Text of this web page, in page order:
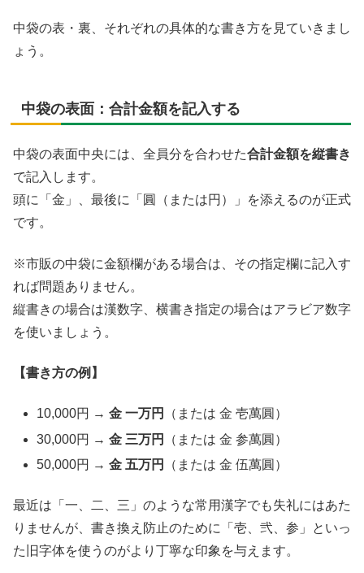
中袋の表・裏、それぞれの具体的な書き方を見ていきまし
ょう。
中袋の表面：合計金額を記入する
中袋の表面中央には、全員分を合わせた合計金額を縦書き
で記入します。
頭に「金」、最後に「圓（または円）」を添えるのが正式
です。
※市販の中袋に金額欄がある場合は、その指定欄に記入す
れば問題ありません。
縦書きの場合は漢数字、横書き指定の場合はアラビア数字
を使いましょう。
【書き方の例】
10,000円 →金 一万円
（または 金 壱萬圓）
30,000円 →金 三万円
（または 金 参萬圓）
50,000円 →金 五万円 （または 金 伍萬圓）
最近は「一、二、三」のような常用漢字でも失礼にはあた
りませんが、書き換え防止のために「壱、弐、参」といっ
た旧字体を使うのがより丁寧な印象を与えます。